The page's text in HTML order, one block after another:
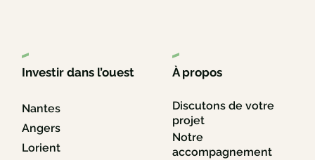
Investir dans l’ouest
Nantes
Angers
Lorient
À propos
Discutons de votre
projet
Notre
accompagnement